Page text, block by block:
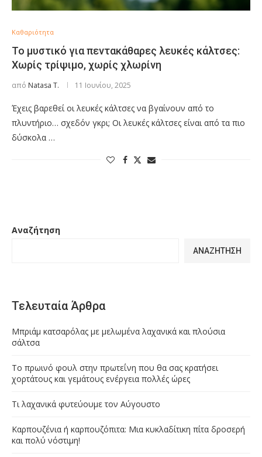
Καθαριότητα
Το μυστικό για πεντακάθαρες λευκές κάλτσες:
Χωρίς τρίψιμο, χωρίς χλωρίνη
από Natasa T. 11 Ιουνίου, 2025
Έχεις βαρεθεί οι λευκές κάλτσες να βγαίνουν από το
πλυντήριο… σχεδόν γκρι; Οι λευκές κάλτσες είναι από τα πιο
δύσκολα …
Αναζήτηση
ΑΝΑΖΉΤΗΣΗ
Τελευταία Άρθρα
Μπριάμ κατσαρόλας με μελωμένα λαχανικά και πλούσια
σάλτσα
Το πρωινό φουλ στην πρωτεΐνη που θα σας κρατήσει
χορτάτους και γεμάτους ενέργεια πολλές ώρες
Τι λαχανικά φυτεύουμε τον Αύγουστο
Καρπουζένια ή καρπουζόπιτα: Μια κυκλαδίτικη πίτα δροσερή
και πολύ νόστιμη!